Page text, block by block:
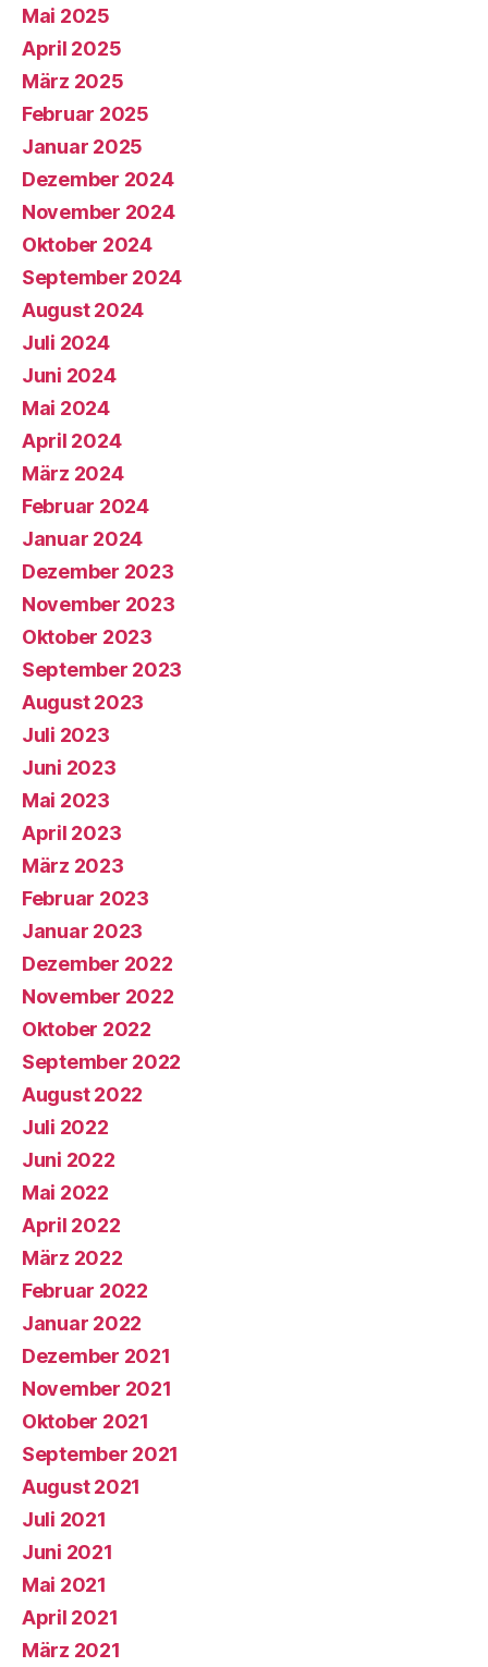
Mai 2025
April 2025
März 2025
Februar 2025
Januar 2025
Dezember 2024
November 2024
Oktober 2024
September 2024
August 2024
Juli 2024
Juni 2024
Mai 2024
April 2024
März 2024
Februar 2024
Januar 2024
Dezember 2023
November 2023
Oktober 2023
September 2023
August 2023
Juli 2023
Juni 2023
Mai 2023
April 2023
März 2023
Februar 2023
Januar 2023
Dezember 2022
November 2022
Oktober 2022
September 2022
August 2022
Juli 2022
Juni 2022
Mai 2022
April 2022
März 2022
Februar 2022
Januar 2022
Dezember 2021
November 2021
Oktober 2021
September 2021
August 2021
Juli 2021
Juni 2021
Mai 2021
April 2021
März 2021